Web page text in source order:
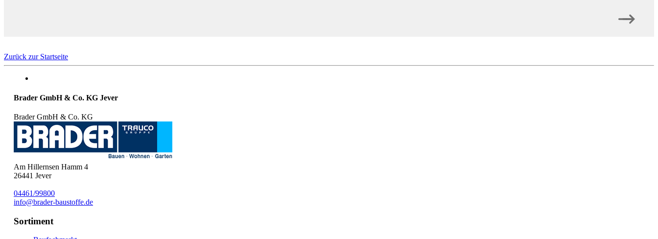
Zurück zur Startseite
Brader GmbH & Co. KG Jever
Brader GmbH & Co. KG
Am Hillernsen Hamm 4
26441 Jever
04461/99800
info@brader-baustoffe.de
Sortiment